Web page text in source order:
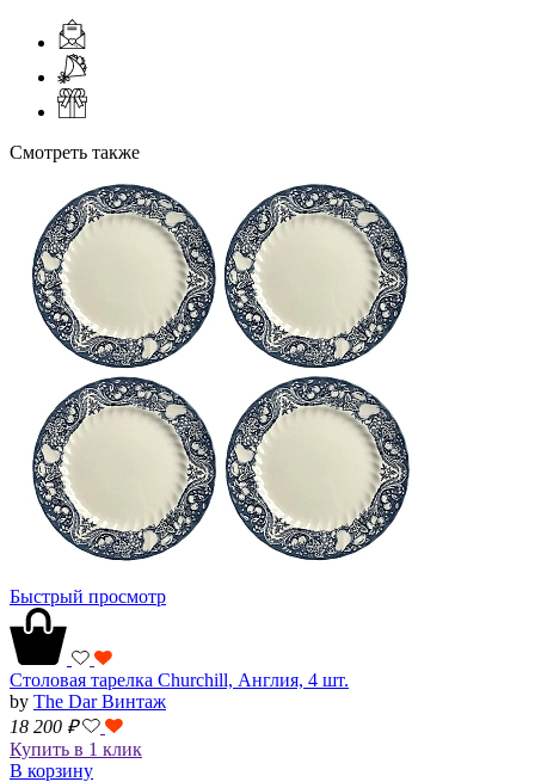
Смотреть также
Быстрый просмотр
Столовая тарелка Churchill, Англия, 4 шт.
by The Dar Винтаж
18 200 ₽
Купить в 1 клик
В корзину